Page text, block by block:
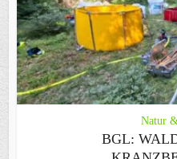
Natur
BGL: